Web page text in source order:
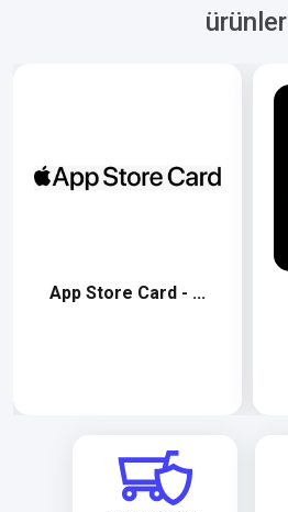
ürünler
App Store Card - ...